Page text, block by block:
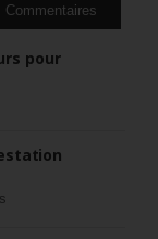
Commentaires
pour